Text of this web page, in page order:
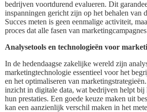
bedrijven voortdurend evalueren. Dit
inspanningen gericht zijn op het behalen van
Succes meten is geen eenmalige activiteit,
proces dat alle fasen van
Analysetools en technologieën voor
In de hedendaagse zakelijke wereld zijn
marketingtechnologie essentieel voor het
en het optimaliseren van
inzicht in digitale data, wat bedrijven helpt bij
hun prestaties. Een goede keuze maken uit
kan een aanzienlijk verschil maken in het